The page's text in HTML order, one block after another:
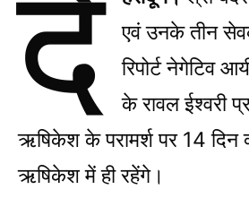
दे
एवं उनके तीन
रिपोर्ट नेगेटिव
के रावल ईश्वरी
ऋषिकेश के परामर्श पर 14 दिन
ऋषिकेश में ही रहेंगे।